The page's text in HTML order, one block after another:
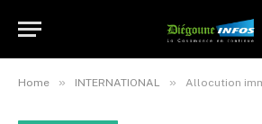
Home » INTERNATIONAL » Allocution imminente :